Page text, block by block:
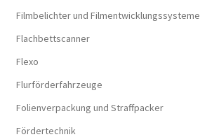
Filmbelichter und Filmentwicklungssysteme
Flachbettscanner
Flexo
Flurförderfahrzeuge
Folienverpackung und Straffpacker
Fördertechnik